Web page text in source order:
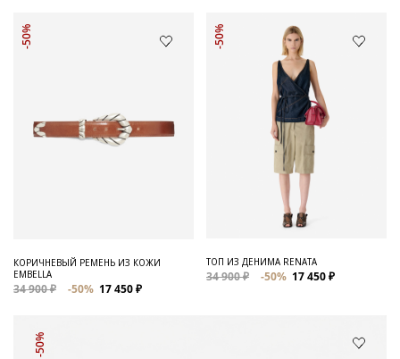
-50%
КОРИЧНЕВЫЙ РЕМЕНЬ ИЗ КОЖИ
EMBELLA
34 900 ₽ -50% 17 450 ₽
-50%
ТОП ИЗ ДЕНИМА RENATA
34 900 ₽ -50% 17 450 ₽
-50%